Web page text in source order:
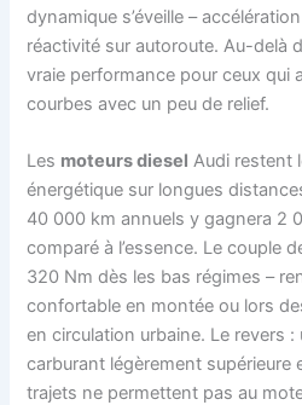
dynamique s’éveille –
réactivité sur autoroute. Au-delà
vraie performance pour ceux qui
courbes avec un peu de relief.
Les moteurs diesel Audi restent
énergétique sur longues
40 000 km annuels y gagnera 2
comparé à l’essence. Le couple
320 Nm dès les bas régimes –
confortable en montée ou lors
en circulation urbaine. Le revers
carburant légèrement supérieure
trajets ne permettent pas au